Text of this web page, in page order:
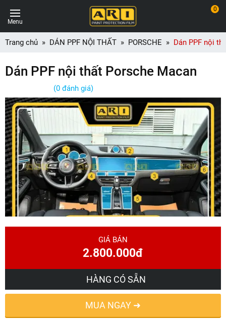
Menu
0
Trang chủ DÁN PPF NỘI THẤT PORSCHE Dán PPF nội
Dán PPF nội thất Porsche Macan
(0 đánh giá)
GIÁ BÁN
2.800.000đ
HÀNG CÓ SẴN
MUA NGAY ➜